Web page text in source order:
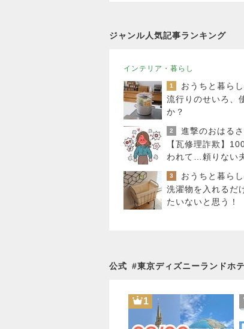
ジャンル人気記事ランキング
インテリア・暮らし
1
流行りのせいろ、
か？
2
【瓦修理詐欺】
われて…頼りない
ラした日
3
洗濯物を入れるだ
たいないと思う！
公式 #東京ディズニーランドホ
1